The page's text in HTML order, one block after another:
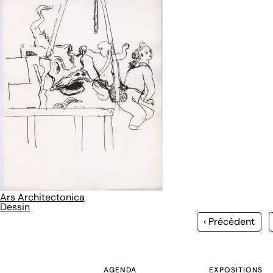
Ars Architectonica
Dessin
Page
‹ Précédent
AGENDA EXPOSITIONS